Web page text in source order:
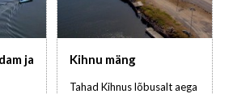
ja
Kihnu mäng
Tahad Kihnus lõbusalt aega